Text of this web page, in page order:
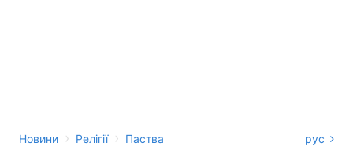
Новини › Релігії › Паства рус